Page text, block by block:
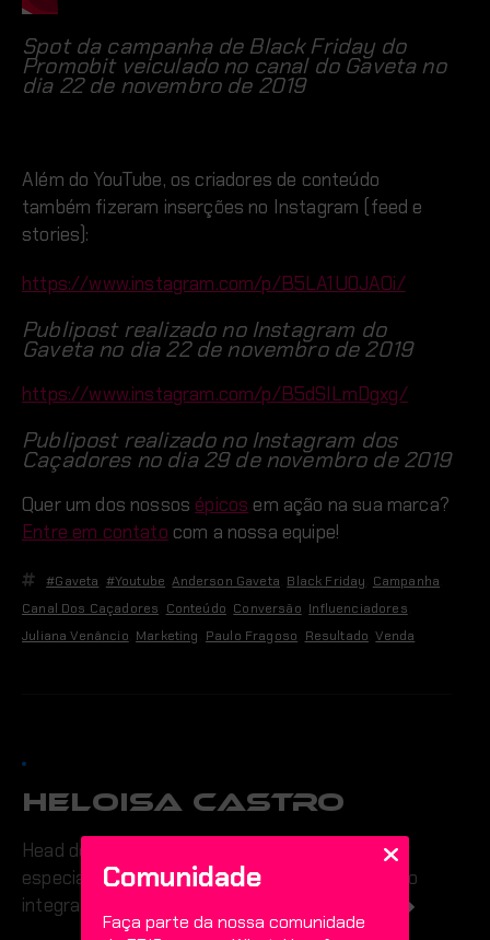
Spot da campanha de Black Friday do
Promobit veiculado no canal do Gaveta no
dia 22 de novembro de 2019
Além do YouTube, os criadores de conteúdo
também fizeram inserções no Instagram (feed e
stories):
https://www.instagram.com/p/B5LA1U0JAOi/
Publipost realizado no Instagram do
Gaveta no dia 22 de novembro de 2019
https://www.instagram.com/p/B5dSlLmDgxg/
Publipost realizado no Instagram dos
Caçadores no dia 29 de novembro de 2019
Quer um dos nossos épicos em ação na sua marca?
Entre em contato com a nossa equipe!
#gaveta #youtube ,Anderson Gaveta Black Friday Campanha
Canal Dos Caçadores Conteúdo Conversão Influenciadores
Juliana Venâncio Marketing Paulo Fragoso Resultado ,Venda
Heloisa Castro
Head de Influenciadores do Grupo EPIC,
especialista em Mídias Sociais e Nerd em tempo
integral
Comunidade
Faça parte da nossa comunidade